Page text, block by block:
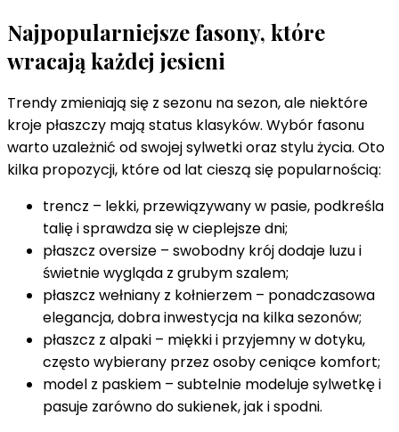
Najpopularniejsze fasony, które
wracają każdej jesieni
Trendy zmieniają się z sezonu na sezon, ale niektóre
kroje płaszczy mają status klasyków. Wybór fasonu
warto uzależnić od swojej sylwetki oraz stylu życia. Oto
kilka propozycji, które od lat cieszą się popularnością:
trencz – lekki, przewiązywany w pasie, podkreśla
talię i sprawdza się w cieplejsze dni;
płaszcz oversize – swobodny krój dodaje luzu i
świetnie wygląda z grubym szalem;
płaszcz wełniany z kołnierzem – ponadczasowa
elegancja, dobra inwestycja na kilka sezonów;
płaszcz z alpaki – miękki i przyjemny w dotyku,
często wybierany przez osoby ceniące komfort;
model z paskiem – subtelnie modeluje sylwetkę i
pasuje zarówno do sukienek, jak i spodni.